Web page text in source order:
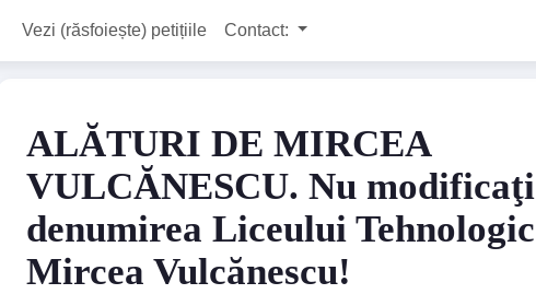
Vezi (răsfoiește) petițiile Contact:
ALĂTURI DE MIRCEA
VULCĂNESCU. Nu modificaţi
denumirea Liceului Tehnologic
Mircea Vulcănescu!